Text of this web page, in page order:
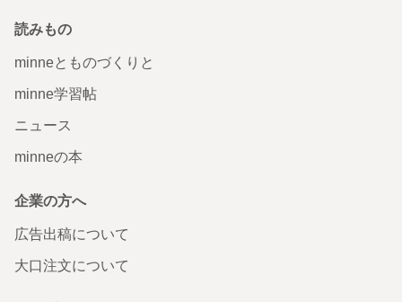
読みもの
minneとものづくりと
minne学習帖
ニュース
minneの本
企業の方へ
広告出稿について
大口注文について